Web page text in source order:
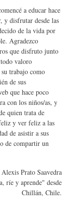
a educar hace
y disfrutar desde las
de la vida por
Agradezco
que disfruto junto
valoro
trabajo como
de sus
que hace poco
con los niños/as, y
quien trata de
y ver feliz a las
de asistir a sus
de compartir un
Prato Saavedra
ríe y aprende" desde
Chillán, Chile.